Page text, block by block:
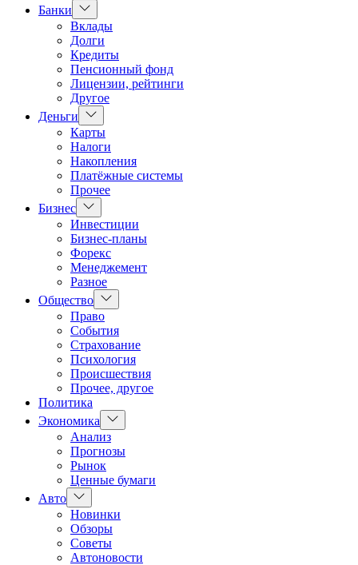
Банки
Показать
подменю
Вклады
Долги
Кредиты
Пенсионный фонд
Лицензии, рейтинги
Другое
Деньги
Показать
подменю
Карты
Налоги
Накопления
Платёжные системы
Прочее
Бизнес Показать
подменю
Инвестиции
Бизнес-планы
Форекс
Менеджемент
Разное
Общество Показать
подменю
Право
События
Страхование
Психология
Происшествия
Прочее, другое
Политика
Экономика
Показать
подменю
Анализ
Прогнозы
Рынок
Ценные бумаги
Авто Показать
подменю
Новинки
Обзоры
Советы
Автоновости